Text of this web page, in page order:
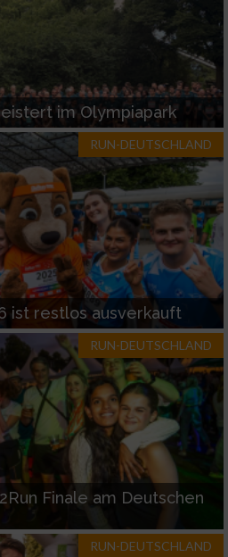
im Olympiapark
RUN-DEUTSCHLAND
ist restlos ausverkauft
RUN-DEUTSCHLAND
Finale am Deutschen
RUN-DEUTSCHLAND